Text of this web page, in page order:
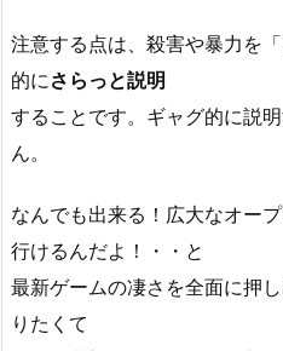
注意する点は、殺害や暴力を
的に さらっと説明
することです。ギャグ的に説
ん。
なんでも出来る！広大なオー
行けるんだよ！・・と
最新ゲームの凄さを全面に押
りたくて